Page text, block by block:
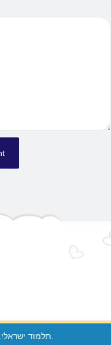
© 2019 תלמוד ישראלי. כל הזכויות שמורות.